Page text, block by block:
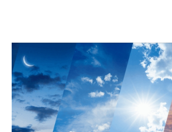
القروض والسلف
المنح المالية
قطع الاراضي
اخبار العراق